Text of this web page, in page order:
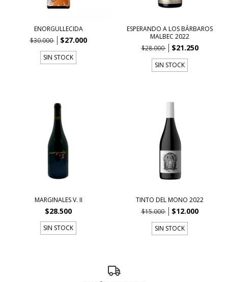
ENORGULLECIDA
$30.000
$27.000
SIN STOCK
ESPERANDO A LOS BÁRBAROS
MALBEC 2022
$28.000
$21.250
SIN STOCK
MARGINALES V. II
$28.500
SIN STOCK
TINTO DEL MONO 2022
$15.000
$12.000
SIN STOCK